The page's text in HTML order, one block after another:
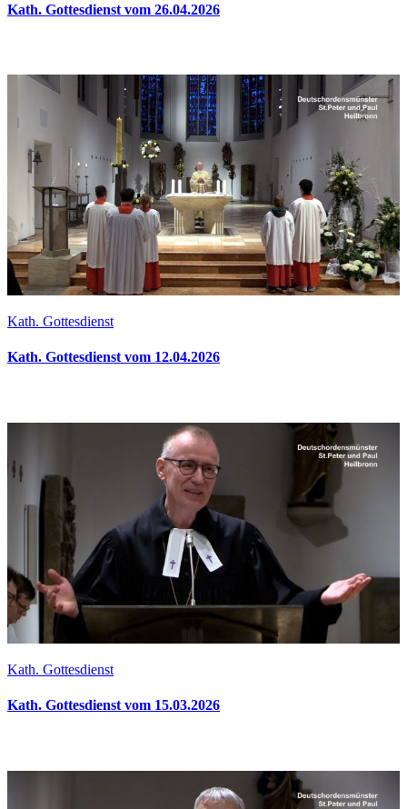
Kath. Gottesdienst vom 26.04.2026
Kath. Gottesdienst
Kath. Gottesdienst vom 12.04.2026
Kath. Gottesdienst
Kath. Gottesdienst vom 15.03.2026